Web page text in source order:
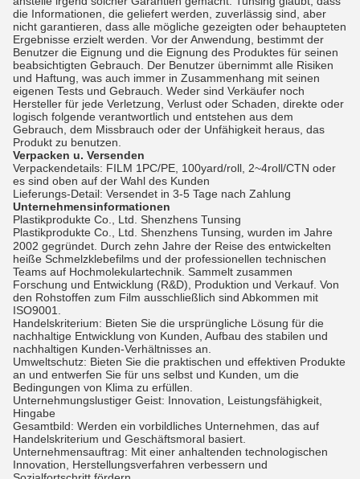
die Informationen, die geliefert werden, zuverlässig sind, aber
nicht garantieren, dass alle mögliche gezeigten oder behaupteten
Ergebnisse erzielt werden. Vor der Anwendung, bestimmt der
Benutzer die Eignung und die Eignung des Produktes für seinen
beabsichtigten Gebrauch. Der Benutzer übernimmt alle Risiken
und Haftung, was auch immer in Zusammenhang mit seinen
eigenen Tests und Gebrauch. Weder sind Verkäufer noch
Hersteller für jede Verletzung, Verlust oder Schaden, direkte oder
logisch folgende verantwortlich und entstehen aus dem
Gebrauch, dem Missbrauch oder der Unfähigkeit heraus, das
Produkt zu benutzen.
Verpacken u. Versenden
Verpackendetails: FILM 1PC/PE, 100yard/roll, 2~4roll/CTN oder
es sind oben auf der Wahl des Kunden
Lieferungs-Detail: Versendet in 3-5 Tage nach Zahlung
Unternehmensinformationen
Plastikprodukte Co., Ltd. Shenzhens Tunsing
Plastikprodukte Co., Ltd. Shenzhens Tunsing, wurden im Jahre
2002 gegründet. Durch zehn Jahre der Reise des entwickelten
heiße Schmelzklebefilms und der professionellen technischen
Teams auf Hochmolekulartechnik. Sammelt zusammen
Forschung und Entwicklung (R&D), Produktion und Verkauf. Von
den Rohstoffen zum Film ausschließlich sind Abkommen mit
ISO9001.
Handelskriterium: Bieten Sie die ursprüngliche Lösung für die
nachhaltige Entwicklung von Kunden, Aufbau des stabilen und
nachhaltigen Kunden-Verhältnisses an.
Umweltschutz: Bieten Sie die praktischen und effektiven Produkte
an und entwerfen Sie für uns selbst und Kunden, um die
Bedingungen von Klima zu erfüllen.
Unternehmungslustiger Geist: Innovation, Leistungsfähigkeit,
Hingabe
Gesamtbild: Werden ein vorbildliches Unternehmen, das auf
Handelskriterium und Geschäftsmoral basiert.
Unternehmensauftrag: Mit einer anhaltenden technologischen
Innovation, Herstellungsverfahren verbessern und